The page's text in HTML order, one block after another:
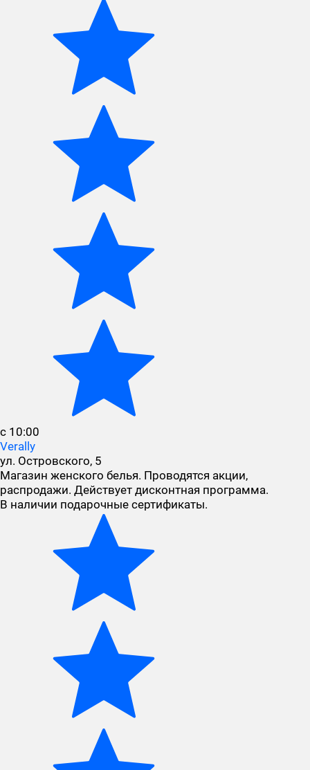
с 10:00
Verally
ул. Островского, 5
Магазин женского белья. Проводятся акции,
распродажи. Действует дисконтная программа.
В наличии подарочные сертификаты.